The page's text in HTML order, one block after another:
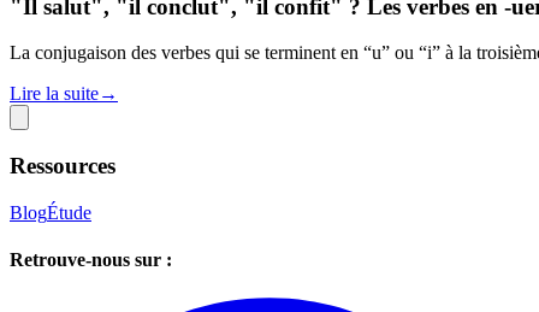
"Il salut", "il conclut", "il confit" ? Les verbes en -
La conjugaison des verbes qui se terminent en “u” ou “i” à la
Lire la suite→
Ressources
BlogÉtude
Retrouve-nous sur :